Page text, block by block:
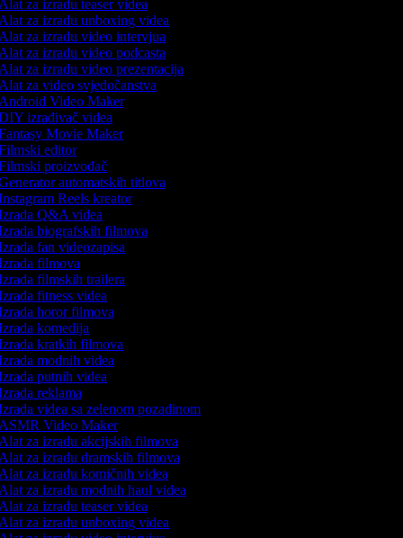
za izradu teaser videa
za izradu unboxing videa
za izradu video intervjua
za izradu video podcasta
za izradu video prezentacija
za video svjedočanstva
Video Maker
izrađivač videa
Movie Maker
editor
proizvođač
automatskih titlova
Reels kreator
Q&A videa
biografskih filmova
fan videozapisa
filmova
filmskih trailera
fitness videa
horor filmova
komedija
kratkih filmova
modnih videa
putnih videa
reklama
videa sa zelenom pozadinom
Video Maker
za izradu akcijskih filmova
za izradu dramskih filmova
za izradu komičnih videa
za izradu modnih haul videa
za izradu teaser videa
za izradu unboxing videa